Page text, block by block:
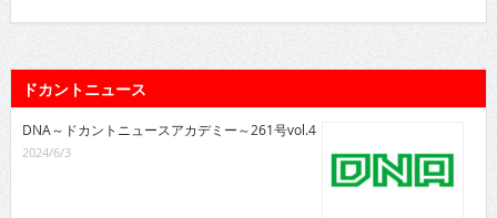
ドカントニュース
DNA～ドカントニュースアカデミー～261号vol.4
2024/6/3